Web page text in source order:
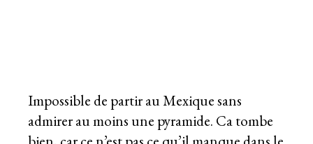
Impossible de partir au Mexique sans
admirer au moins une pyramide. Ca tombe